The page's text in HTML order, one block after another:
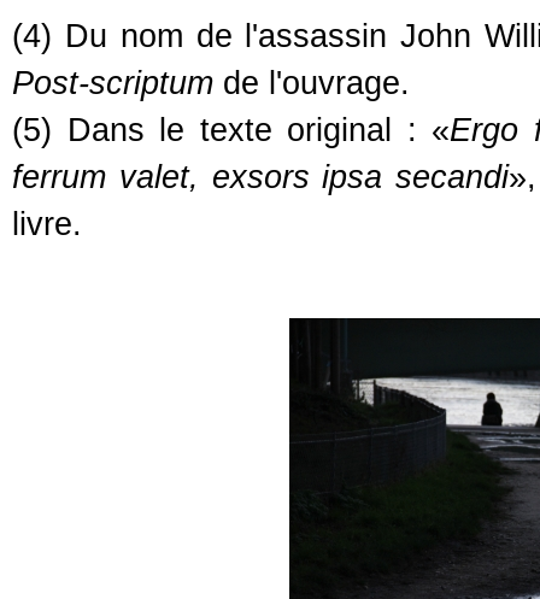
(4) Du nom de l'assassin John
Post-scriptum de l'ouvrage.
(5) Dans le texte original : «Ergo
ferrum valet, exsors ipsa secandi
livre.